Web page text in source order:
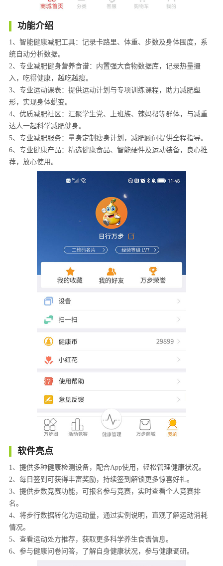
功能介绍
1、智能健康减肥工具：记录卡路里、体重、步数及身体围度，系
统自动分析数据。
2、专业减肥健身营养食谱：内置强大食物数据库，记录热量摄
入，吃得健康，越吃越瘦。
3、专业运动课表：提供运动计划与专项训练课程，助力减肥塑
形，实现身体蜕变。
4、优质减肥社区：汇聚学生党、上班族、辣妈帮等群体，与减重
达人一起科学减肥健身。
5、专业减肥服务：量身定制瘦身计划，减肥顾问提供全程指导。
6、专业健康产品：精选健康食品、智能硬件及运动装备，良心推
荐，放心使用。
软件亮点
1、提供多种健康检测设备，配合App使用，轻松管理健康状况。
2、每日签到可获得丰富奖励，持续签到解锁更多惊喜好礼。
3、提供步数竞赛功能，可报名参与竞赛，实时查看个人竞赛排
名。
4、将步行数据转化为运动量，通过实例说明，直观了解运动消耗
情况。
5、查看运动处方推荐，获取更多科学养生食谱信息。
6、参与健康问卷问答，了解自身健康状况，参与健康调研。